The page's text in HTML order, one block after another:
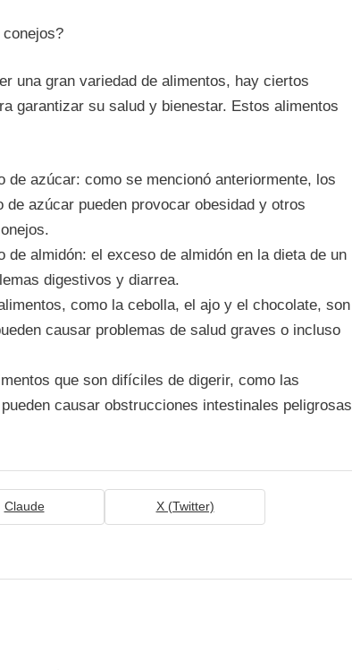
una gran variedad de alimentos, hay ciertos
garantizar su salud y bienestar. Estos alimentos
de azúcar: como se mencionó anteriormente, los
de azúcar pueden provocar obesidad y otros
de almidón: el exceso de almidón en la dieta de un
digestivos y diarrea.
como la cebolla, el ajo y el chocolate, son
causar problemas de salud graves o incluso
que son difíciles de digerir, como las
causar obstrucciones intestinales peligrosas
Claude X (Twitter)